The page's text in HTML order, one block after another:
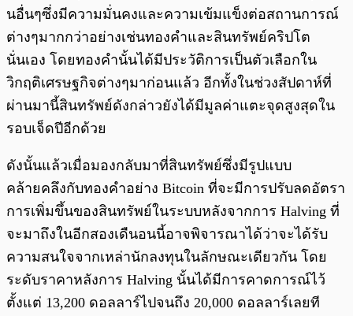
นอื่นๆซึ่งมีความมั่นคงและความเข้มแข็งต่อสถานการณ์
ต่างๆมากกว่าอย่างเช่นทองคำและสินทรัพย์คริปโต
นั่นเอง โดยทองคำนั้นได้มีประวัติการเป็นตัวเลือกใน
วิกฤติเศรษฐกิจต่างๆมาก่อนแล้ว อีกทั้งในช่วงสัปดาห์ที่
ผ่านมานี้สินทรัพย์ดังกล่าวยังได้มีมูลค่าแตะจุดสูงสุดใน
รอบเจ็ดปีอีกด้วย
ดังนั้นแล้วเมื่อมองกลับมาที่สินทรัพย์ซึ่งมีรูปแบบ
คล้ายคลึงกับทองคำอย่าง Bitcoin ที่จะมีการปรับลดอัตรา
การเพิ่มขึ้นของสินทรัพย์ในระบบหลังจากการ Halving ที่
จะมาถึงในอีกสองเดืนอนนี้อาจพิจารณาได้ว่าจะได้รับ
ความสนใจจากเหล่านักลงทุนในลักษณะเดียวกัน โดย
ระดับราคาหลังการ Halving นั้นได้มีการคาดการณ์ไว้
ตั้งแต่ 13,200 ดอลลาร์ไปจนถึง 20,000 ดอลลาร์เลยที